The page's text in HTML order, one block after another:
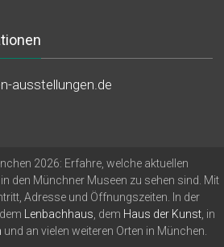
ausstellungen.de
2026: Erfahre, welche aktuellen
den Münchner Museen zu sehen sind. Mit
Adresse und Öffnungszeiten. In der
Lenbachhaus, dem Haus der Kunst, in
und an vielen weiteren Orten in München.